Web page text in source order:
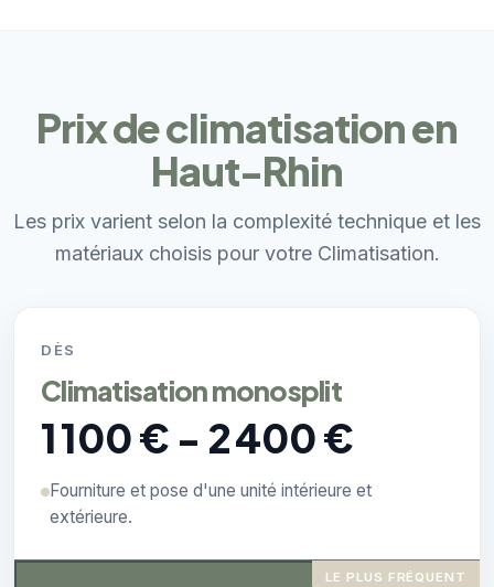
Prix de climatisation en
Haut-Rhin
Les prix varient selon la complexité technique et les
matériaux choisis pour votre Climatisation.
DÈS
Climatisation monosplit
1 100 € - 2 400 €
Fourniture et pose d'une unité intérieure et
extérieure.
LE PLUS FRÉQUENT